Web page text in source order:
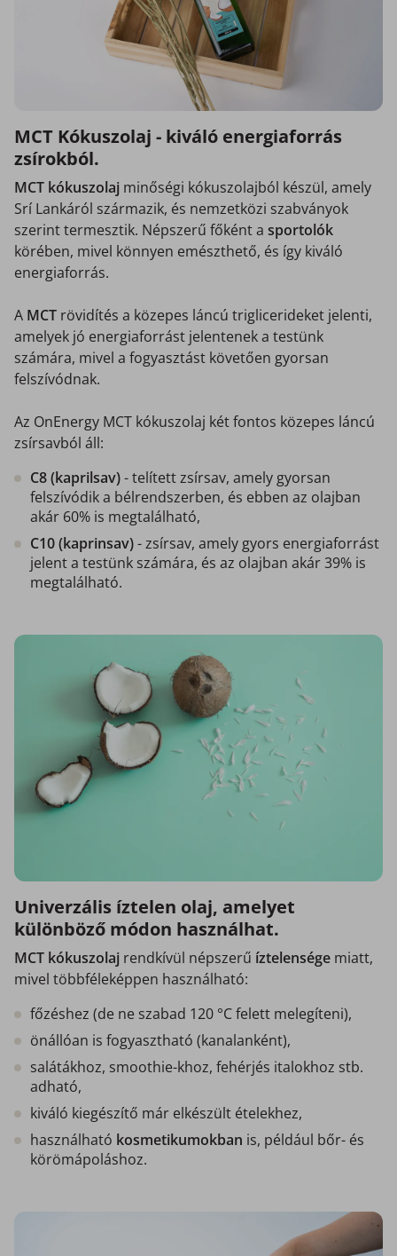
MCT Kókuszolaj - kiváló energiaforrás
zsírokból.
MCT kókuszolaj minőségi kókuszolajból készül, amely
Srí Lankáról származik, és nemzetközi szabványok
szerint termesztik. Népszerű főként a sportolók
körében, mivel könnyen emészthető, és így kiváló
energiaforrás.
A MCT rövidítés a közepes láncú triglicerideket jelenti,
amelyek jó energiaforrást jelentenek a testünk
számára, mivel a fogyasztást követően gyorsan
felszívódnak.
Az OnEnergy MCT kókuszolaj két fontos közepes láncú
zsírsavból áll:
C8 (kaprilsav)- telített zsírsav, amely gyorsan
felszívódik a bélrendszerben, és ebben az olajban
akár 60% is megtalálható,
C10 (kaprinsav)- zsírsav, amely gyors energiaforrást
jelent a testünk számára, és az olajban akár 39% is
megtalálható.
Univerzális íztelen olaj, amelyet
különböző módon használhat.
MCT kókuszolaj rendkívül népszerű íztelensége miatt,
mivel többféleképpen használható:
főzéshez (de ne szabad 120 °C felett melegíteni),
önállóan is fogyasztható (kanalanként),
salátákhoz, smoothie-khoz, fehérjés italokhoz stb.
adható,
kiváló kiegészítő már elkészült ételekhez,
használható kosmetikumokban is, például bőr- és
körömápoláshoz.